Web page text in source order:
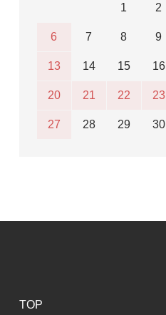
1 2
6 7 8 9
13 14 15 16
20 21 22 23
27 28 29 30
TOP